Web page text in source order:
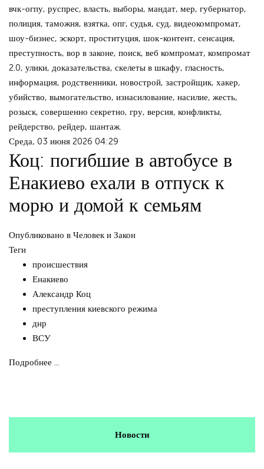
вчк-огпу, руспрес, власть, выборы, мандат, мер, губернатор,
полиция, таможня, взятка, опг, судья, суд, видеокомпромат,
шоу-бизнес, эскорт, проституция, шок-контент, сенсация,
преступность, вор в законе, поиск, веб компромат, компромат
2.0, улики, доказательства, скелеты в шкафу, гласность,
информация, родственники, новострой, застройщик, хакер,
убийство, вымогательство, изнасилование, насилие, жесть,
розыск, совершенно секретно, гру, версия, конфликты,
рейдерство, рейдер, шантаж.
Среда, 03 июня 2026 04:29
Коц: погибшие в автобусе в
Енакиево ехали в отпуск к
морю и домой к семьям
Опубликовано в Человек и Закон
Теги
происшествия
Енакиево
Александр Коц
преступления киевского режима
днр
ВСУ
Подробнее ...
Новости